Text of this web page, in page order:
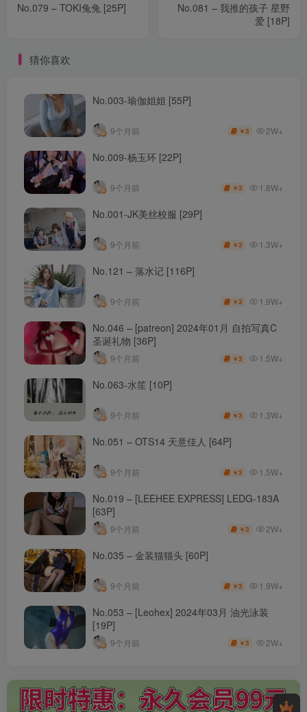
No.079 – TOKI兔兔 [25P]
No.081 – 我推的孩子 星野
爱 [18P]
猜你喜欢
No.003-瑜伽姐姐 [55P]
9个月前 ￥3 2W+
No.009-杨玉环 [22P]
9个月前 ￥3 1.8W+
No.001-JK美丝校服 [29P]
9个月前 ￥3 1.3W+
No.121 – 落水记 [116P]
9个月前 ￥3 1.9W+
No.046 – [patreon] 2024年01月 自拍写真C
圣诞礼物 [36P]
9个月前 ￥3 1.5W+
No.063-水笙 [10P]
9个月前 ￥3 1.3W+
No.051 – OTS14 天意佳人 [64P]
9个月前 ￥3 1.5W+
No.019 – [LEEHEE EXPRESS] LEDG-183A
[63P]
9个月前 ￥3 2W+
No.035 – 金装猫猫头 [60P]
9个月前 ￥3 1.9W+
No.053 – [Leohex] 2024年03月 油光泳装
[19P]
9个月前 ￥3 2W+